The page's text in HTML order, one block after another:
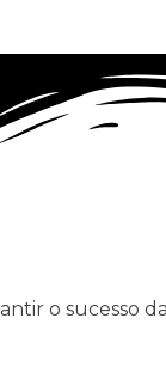
o sucesso